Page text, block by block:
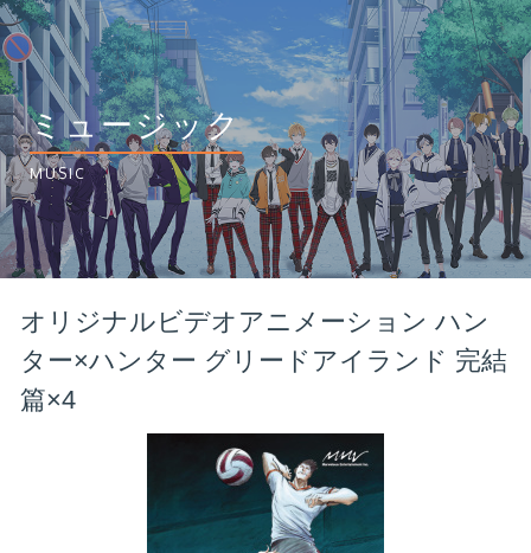
ミュージック
MUSIC
オリジナルビデオアニメーション ハン
ター×ハンター グリードアイランド 完結
篇×4